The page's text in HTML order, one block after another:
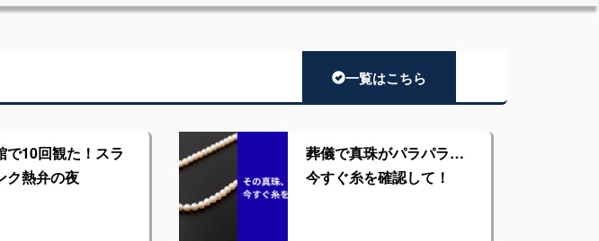
一覧はこちら
で10回観た！スラ
ク熱弁の夜
葬儀で真珠がパラパラ…
今すぐ糸を確認して！